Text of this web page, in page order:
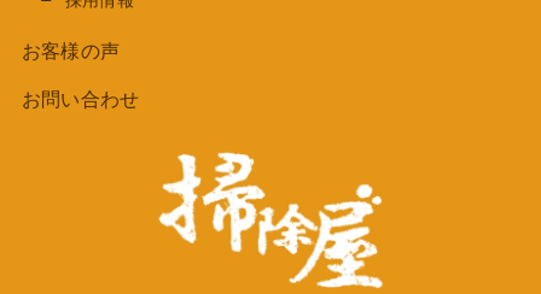
お客様の声
お問い合わせ